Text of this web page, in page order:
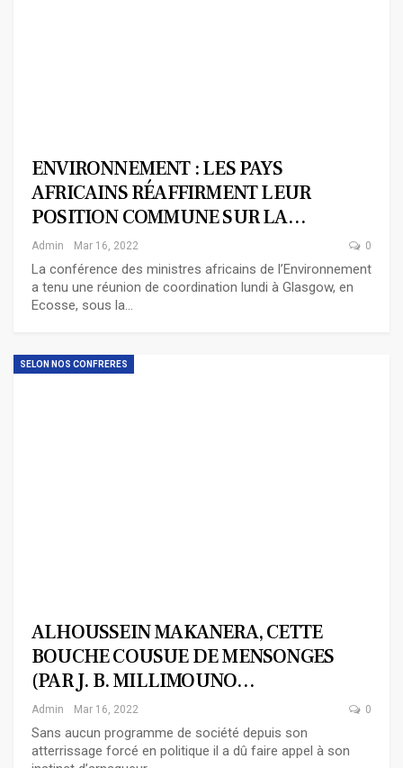
ENVIRONNEMENT : LES PAYS
AFRICAINS RÉAFFIRMENT LEUR
POSITION COMMUNE SUR LA…
Admin Mar 16, 2022 0
La conférence des ministres africains de l’Environnement
a tenu une réunion de coordination lundi à Glasgow, en
Ecosse, sous la…
SELON NOS CONFRERES
ALHOUSSEIN MAKANERA, CETTE
BOUCHE COUSUE DE MENSONGES
(PAR J. B. MILLIMOUNO…
Admin Mar 16, 2022 0
Sans aucun programme de société depuis son
atterrissage forcé en politique il a dû faire appel à son